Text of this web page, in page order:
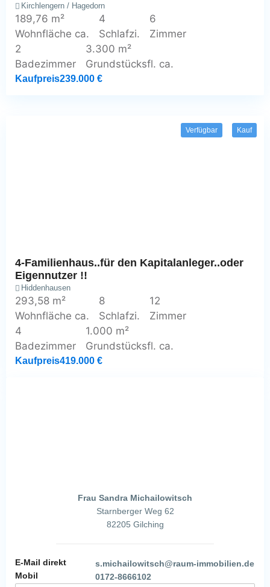
Kirchlengern / Hagedorn
189,76 m²
Wohnfläche ca.
4
Schlafzi.
6
Zimmer
2
Badezimmer
3.300 m²
Grundstücksfl. ca.
Kaufpreis239.000 €
Verfügbar Kauf
4-Familienhaus..für den Kapitalanleger..oder
Eigennutzer !!
Hiddenhausen
293,58 m²
Wohnfläche ca.
8
Schlafzi.
12
Zimmer
4
Badezimmer
1.000 m²
Grundstücksfl. ca.
Kaufpreis419.000 €
Frau Sandra Michailowitsch
Starnberger Weg 62
82205 Gilching
E-Mail direkt
s.michailowitsch@raum-immobilien.de
Mobil
0172-8666102